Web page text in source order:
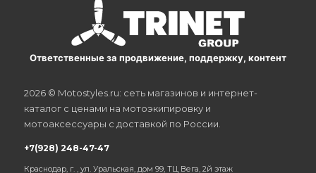
Ответственные за продвижение, поддержку, контент
2026 © Motostyles.ru: сеть магазинов и интернет-
каталог с ценами на мотоэкипировку и
мотоаксессуары с доставкой по России.
+7(928) 248-47-47
Краснодар, г. , ул. Уральская, дом 99, ТЦ Вега, 2й этаж